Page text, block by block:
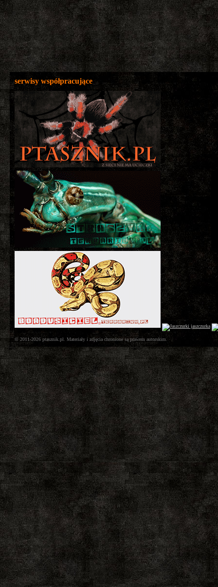
serwisy współpracujące
© 2011-2026 ptasznik.pl. Materiały i zdjęcia chronione są prawem autorskim.